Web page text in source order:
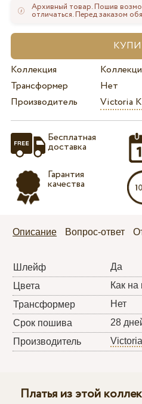
Архивный товар. Пошив
отличаться. Перед заказом
Коллекция
Трансформер
Нет
Производитель
Victoria
Бесплатная
доставка
Гарантия
качества
Описание Вопрос-ответ
Шлейф
Да
Цвета
Как
Трансформер
Нет
Срок пошива
28
Производитель
Платья из этой